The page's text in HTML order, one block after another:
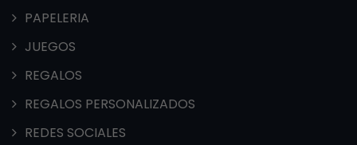
PAPELERIA
JUEGOS
REGALOS
REGALOS PERSONALIZADOS
REDES SOCIALES